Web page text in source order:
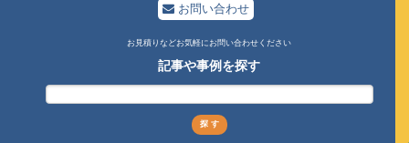
お問い合わせ
お見積りなどお気軽にお問い合わせください
記事や事例を探す